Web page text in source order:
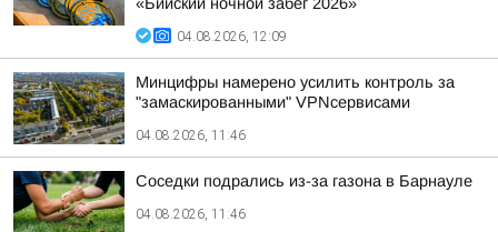
04.08.2026, 12:09
Минцифры намерено усилить контроль за
"замаскированными" VPNсервисами
04.08.2026, 11:46
Соседки подрались из-за газона в Барнауле
04.08.2026, 11:46